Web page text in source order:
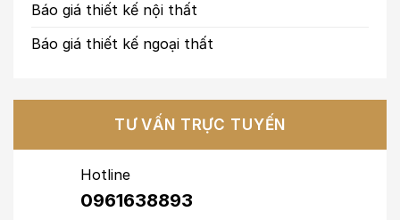
Báo giá thiết kế nội thất
Báo giá thiết kế ngoại thất
TƯ VẤN TRỰC TUYẾN
Hotline
0961638893